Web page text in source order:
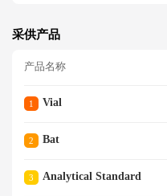
采供产品
产品名称
1 Vial
2 Bat
3 Analytical Standard